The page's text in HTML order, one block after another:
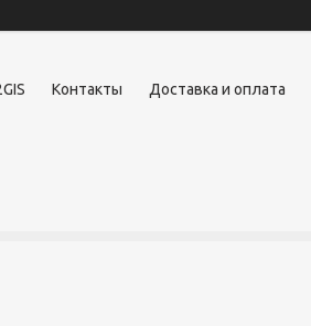
Контакты Доставка и оплата